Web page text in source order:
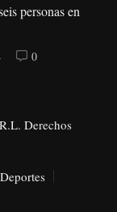
personas en
0
Derechos
Deportes